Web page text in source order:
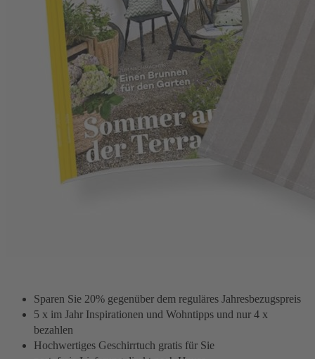
Zum Anfang der Bildergalerie springen
Landlust Zuhaus Sonderpreis
inkl. MwSt.
Wählen Sie die Startausgabe
Sparen Sie 20% gegenüber dem reguläres Jahresbezugspreis
5 x im Jahr Inspirationen und Wohntipps und nur 4 x
bezahlen
Hochwertiges Geschirrtuch gratis für Sie